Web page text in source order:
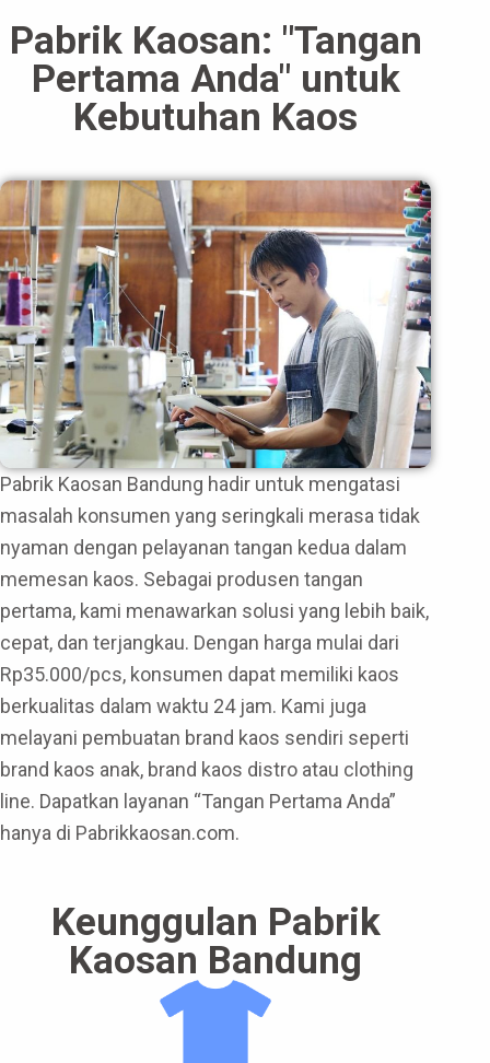
Pabrik Kaosan: "Tangan
Pertama Anda" untuk
Kebutuhan Kaos
Pabrik Kaosan Bandung hadir untuk mengatasi
masalah konsumen yang seringkali merasa tidak
nyaman dengan pelayanan tangan kedua dalam
memesan kaos. Sebagai produsen tangan
pertama, kami menawarkan solusi yang lebih baik,
cepat, dan terjangkau. Dengan harga mulai dari
Rp35.000/pcs, konsumen dapat memiliki kaos
berkualitas dalam waktu 24 jam. Kami juga
melayani pembuatan brand kaos sendiri seperti
brand kaos anak, brand kaos distro atau clothing
line. Dapatkan layanan “Tangan Pertama Anda”
hanya di Pabrikkaosan.com.
Keunggulan Pabrik
Kaosan Bandung